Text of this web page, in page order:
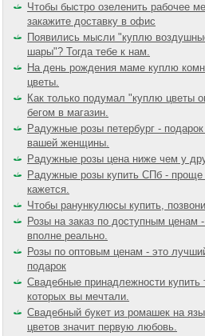
Чтобы быстро озеленить рабочее
закажите доставку в офис
Появились мысли "куплю
шары"? Тогда тебе к нам.
На день рождения маме куплю
цветы.
Как только подумал "куплю цветы
бегом в магазин.
Радужные розы петербург -
вашей женщины.
Радужные розы цена ниже чем у
Радужные розы купить СПб -
кажется.
Чтобы ранункулюсы купить,
Розы на заказ по доступным ценам
вполне реально.
Розы по оптовым ценам - это
подарок
Свадебные принадлежности купить
которых вы мечтали.
Свадебный букет из ромашек на
цветов значит первую любовь.